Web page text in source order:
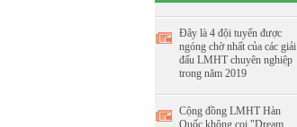
Đây là 4 đội tuyển được
ngóng chờ nhất của các giải
đấu LMHT chuyên nghiệp
trong năm 2019
Cộng đồng LMHT Hàn
Quốc không coi "Dream